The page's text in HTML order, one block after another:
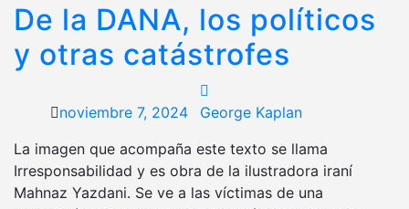
De la DANA, los políticos
y otras catástrofes
noviembre 7, 2024
George Kaplan
La imagen que acompaña este texto se llama
Irresponsabilidad y es obra de la ilustradora iraní
Mahnaz Yazdani. Se ve a las víctimas de una